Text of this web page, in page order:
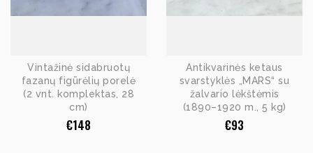
Vintažinė sidabruotų
fazanų figūrėlių porelė
(2 vnt. komplektas, 28
cm)
€148
Antikvarinės ketaus
svarstyklės „MARS“ su
žalvario lėkštėmis
(1890–1920 m., 5 kg)
€93